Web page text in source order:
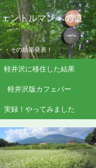
ントルマンへの道
・その結果発表！
軽井沢に移住した結果
軽井沢版カフェバー
実録！やってみました